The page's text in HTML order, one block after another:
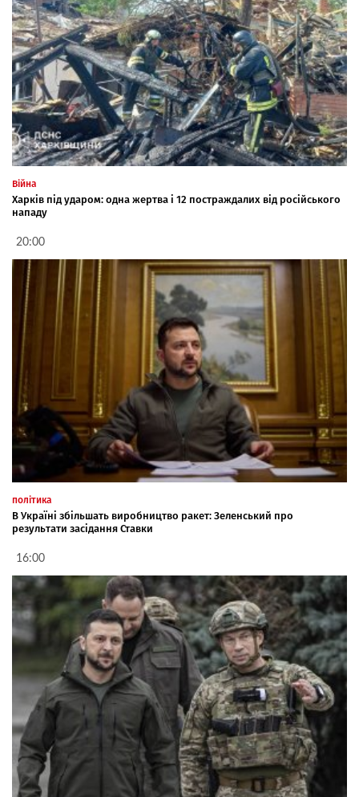
Війна
Харків під ударом: одна жертва і 12 постраждалих від російського
нападу
20:00
політика
В Україні збільшать виробництво ракет: Зеленський про
результати засідання Ставки
16:00